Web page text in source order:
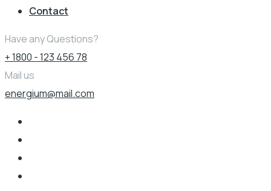
Contact
Have any Questions?
+ 1800 - 123 456 78
Mail us
energium@mail.com